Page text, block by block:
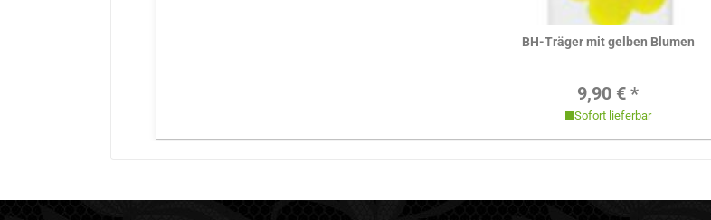
Hier ansehen
BH-Träger mit gelben Blumen
Regulärer Preis:
9,90 € *
Sofort lieferbar